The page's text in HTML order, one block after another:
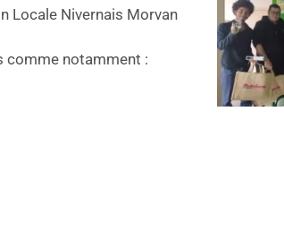
Locale Nivernais Morvan
comme notamment :